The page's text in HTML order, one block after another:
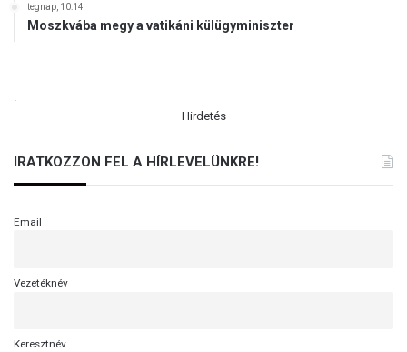
tegnap, 10:14
Moszkvába megy a vatikáni külügyminiszter
Hirdetés
IRATKOZZON FEL A HÍRLEVELÜNKRE!
Email
Vezetéknév
Keresztnév